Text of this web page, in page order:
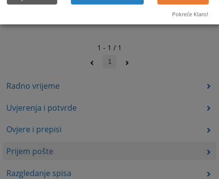
Radno vrijeme
Uvjerenja i potvrde
Ovjere i prepisi
Prijem pošte
Razgledanje spisa
1 - 1 / 1
1
Pokreće Klaro!